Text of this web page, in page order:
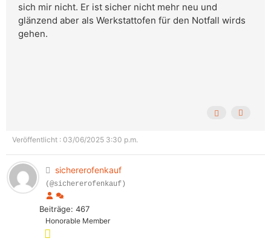
sich mir nicht. Er ist sicher nicht mehr neu und
glänzend aber als Werkstattofen für den Notfall wirds
gehen.
Veröffentlicht : 03/06/2025 3:30 p.m.
sichererofenkauf
(@sichererofenkauf)
Beiträge: 467
Honorable Member